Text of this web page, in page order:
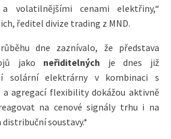
volatilnějšími cenami elektřiny,“
ředitel divize trading z MND.
dne zaznívalo, že představa
jako neřiditelných je dnes již
solární elektrárny v kombinaci s
agregací flexibility dokážou aktivně
na cenové signály trhu i na
soustavy.*